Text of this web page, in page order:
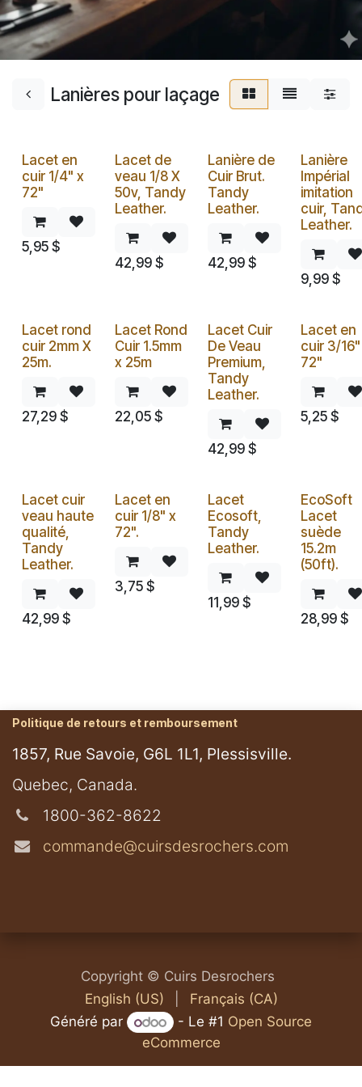
Lanières pour laçage
Lacet en
cuir 1/4" x
72"
5,95 $
Lacet de
veau 1/8 X
50v, Tandy
Leather.
42,99 $
Lanière de
Cuir Brut.
Tandy
Leather.
42,99 $
Lanière
Impérial
imitation
cuir,
Leather.
9,99 $
Lacet rond
cuir 2mm X
25m.
27,29 $
Lacet Rond
Cuir 1.5mm
x 25m
22,05 $
Lacet Cuir
De Veau
Premium,
Tandy
Leather.
42,99 $
Lacet en
cuir 3/
72"
5,25 $
Lacet cuir
veau haute
qualité,
Tandy
Leather.
42,99 $
Lacet en
cuir 1/8" x
72".
3,75 $
Lacet
Ecosoft,
Tandy
Leather.
11,99 $
EcoSoft
Lacet
suède
15.2m
(50ft).
28,99 $
Politique de retours et remboursement
1857, Rue Savoie, G6L 1L1, Plessisville.
​Quebec, Canada.
1800-362-8622
commande@cuirsdesrochers.com
Copyright © Cuirs Desrochers
English (US)
Français (CA)
Généré par
- Le #1 Open Source
eCommerce